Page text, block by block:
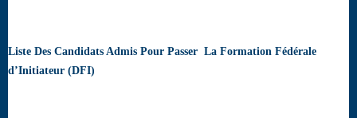
Liste Des Candidats Admis Pour Passer La Formation Fédérale
d’Initiateur (DFI)